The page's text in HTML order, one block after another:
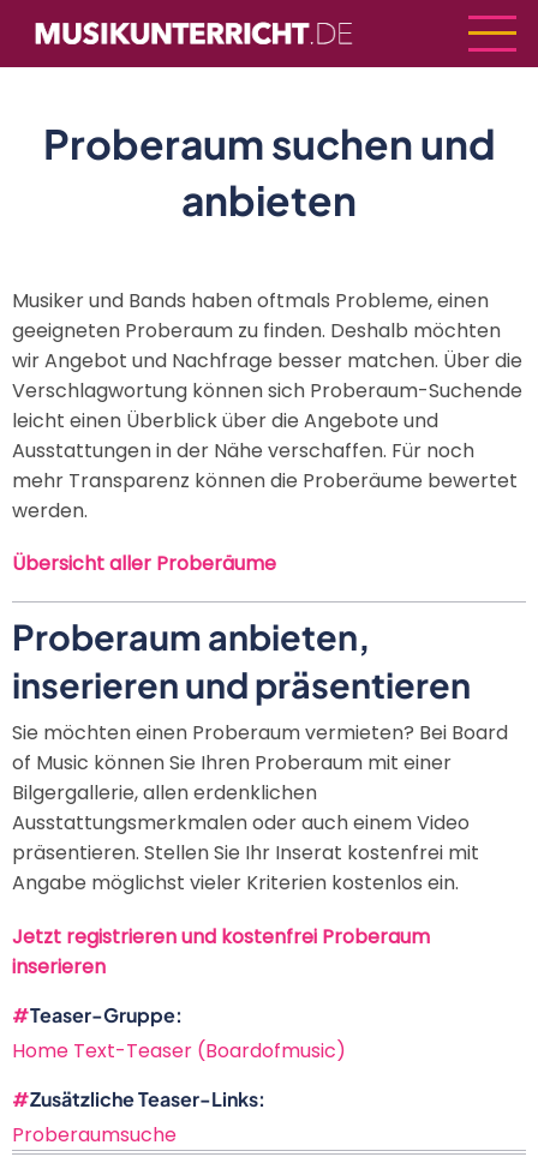
zum
Inhalt
Proberaum suchen und
anbieten
Musiker und Bands haben oftmals Probleme, einen
geeigneten Proberaum zu finden. Deshalb möchten
wir Angebot und Nachfrage besser matchen. Über die
Verschlagwortung können sich Proberaum-Suchende
leicht einen Überblick über die Angebote und
Ausstattungen in der Nähe verschaffen. Für noch
mehr Transparenz können die Proberäume bewertet
werden.
Übersicht aller Proberäume
Proberaum anbieten,
inserieren und präsentieren
Sie möchten einen Proberaum vermieten? Bei Board
of Music können Sie Ihren Proberaum mit einer
Bilgergallerie, allen erdenklichen
Ausstattungsmerkmalen oder auch einem Video
präsentieren. Stellen Sie Ihr Inserat kostenfrei mit
Angabe möglichst vieler Kriterien kostenlos ein.
Jetzt registrieren und kostenfrei Proberaum
inserieren
Teaser-Gruppe
Home Text-Teaser (Boardofmusic)
Zusätzliche Teaser-Links
Proberaumsuche